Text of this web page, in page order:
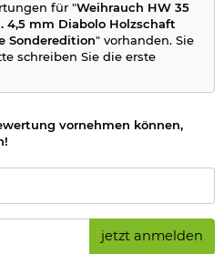
zweistufigen Rekord
als einer der besten
Luftgewehre. In
gezogenen Lauf
Schussgenauigkeit und ein
im Stil der ersten HW 35
bei der Edition 75 auf die
Die klassische
Fischhaut sowie die
für "Weihrauch HW 35
4,5 mm Diabolo Holzschaft
Sonderedition" vorhanden. Sie
schreiben Sie die erste
vornehmen können,
jetzt anmelden